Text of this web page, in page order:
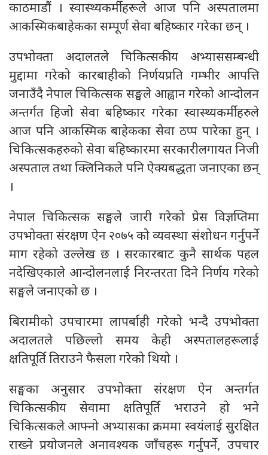
काठमाडौं । स्वास्थ्यकर्मीहरूले आज पनि अस्पतालमा
आकस्मिकबाहेकका सम्पूर्ण सेवा बहिष्कार गरेका छन् ।
उपभोक्ता अदालतले चिकित्सकीय अभ्याससम्बन्धी
मुद्दामा गरेको कारबाहीको निर्णयप्रति गम्भीर आपत्ति
जनाउँदै नेपाल चिकित्सक सङ्घले आह्वान गरेको आन्दोलन
अन्तर्गत हिजो सेवा बहिष्कार गरेका स्वास्थ्यकर्मीहरुले
आज पनि आकस्मिक बाहेकका सेवा ठप्प पारेका हुन् ।
चिकित्सकहरुको सेवा बहिष्कारमा सरकारीलगायत निजी
अस्पताल तथा क्लिनिकले पनि ऐक्यबद्धता जनाएका छन्
।
नेपाल चिकित्सक सङ्घले जारी गरेको प्रेस विज्ञप्तिमा
उपभोक्ता संरक्षण ऐन २०७५ को व्यवस्था संशोधन गर्नुपर्ने
माग रहेको उल्लेख छ । सरकारबाट कुनै सार्थक पहल
नदेखिएकाले आन्दोलनलाई निरन्तरता दिने निर्णय गरेको
सङ्घले जनाएको छ ।
बिरामीको उपचारमा लापर्बाही गरेको भन्दै उपभोक्ता
अदालतले पछिल्लो समय केही अस्पतालहरूलाई
क्षतिपूर्ति तिराउने फैसला गरेको थियो ।
सङ्घका अनुसार उपभोक्ता संरक्षण ऐन अन्तर्गत
चिकित्सकीय सेवामा क्षतिपूर्ति भराउने हो भने
चिकित्सकले आफ्नो अभ्यासका क्रममा स्वयंलाई सुरक्षित
राख्ने प्रयोजनले अनावश्यक जाँचहरू गर्नुपर्ने, उपचार